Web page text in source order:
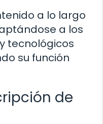
a lo largo
a los
tecnológicos
su función
de